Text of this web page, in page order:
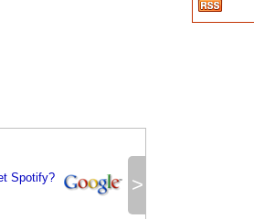
>
Spotify?